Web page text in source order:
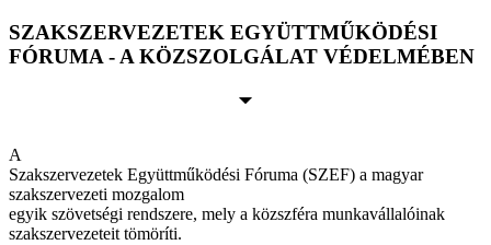
SZAKSZERVEZETEK EGYÜTTMŰKÖDÉSI
FÓRUMA - A KÖZSZOLGÁLAT VÉDELMÉBEN
A
Szakszervezetek Együttműködési Fóruma (SZEF) a magyar
szakszervezeti mozgalom
egyik szövetségi rendszere, mely a közszféra munkavállalóinak
szakszervezeteit tömöríti.